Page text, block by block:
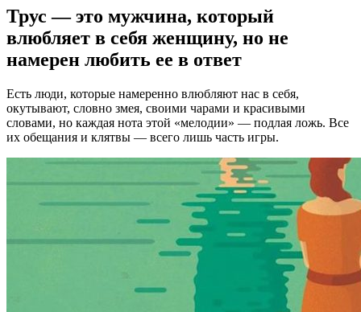
Трус — это мужчина, который
влюбляет в себя женщину, но не
намерен любить ее в ответ
Есть люди, которые намеренно влюбляют нас в себя,
окутывают, словно змея, своими чарами и красивыми
словами, но каждая нота этой «мелодии» — подлая ложь. Все
их обещания и клятвы — всего лишь часть игры.